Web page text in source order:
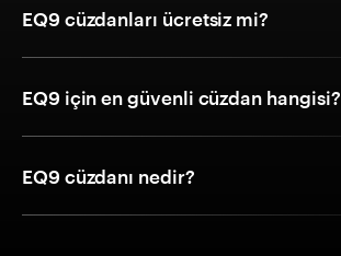
EQ9 cüzdanları ücretsiz mi?
EQ9 için en güvenli cüzdan hangisi?
EQ9 cüzdanı nedir?